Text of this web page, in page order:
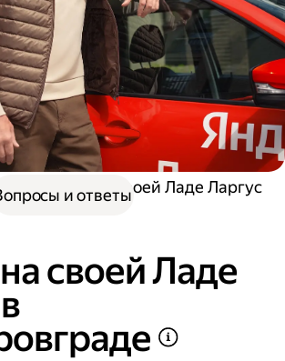
Работа на своей Ладе Ларгус
своей Ладе
и ответы